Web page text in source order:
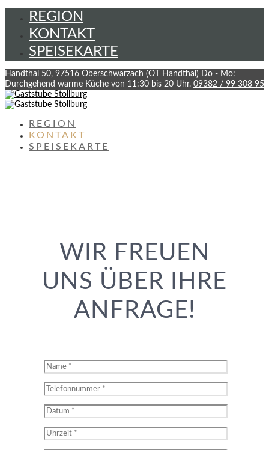
REGION
KONTAKT
SPEISEKARTE
Handthal 50, 97516 Oberschwarzach (OT Handthal) Do - Mo:
Durchgehend warme Küche von 11:30 bis 20 Uhr. 09382 / 99 308 95
REGION
KONTAKT
SPEISEKARTE
WIR FREUEN
UNS ÜBER IHRE
ANFRAGE!